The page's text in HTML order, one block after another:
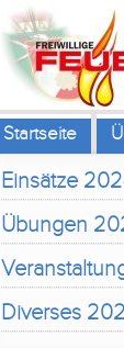
Startseite
Einsätze
Übungen
Diverses